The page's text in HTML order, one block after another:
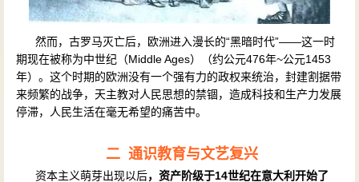
然而，古罗马灭亡后，欧洲进入漫长的“黑暗时代”——这一时
期现在被称为中世纪（Middle Ages）（约公元476年~公元1453
年）。这个时期的欧洲没有一个强有力的政权来统治，封建割据带
来频繁的战争，天主教对人民思想的禁锢，造成科技和生产力发展
停滞，人民生活在毫无希望的痛苦中。
二 通识教育与文艺复兴
资本主义萌芽出现以后，资产阶级于14世纪在意大利开始了